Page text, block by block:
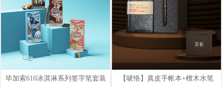
毕加索610冰淇淋系列签字笔套装
【唛恪】真皮手帐本+檀木水笔